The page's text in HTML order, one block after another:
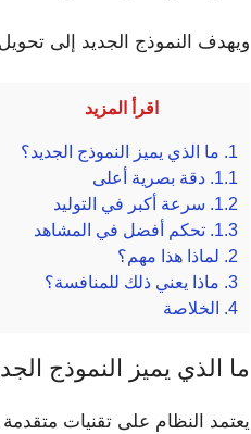
ويهدف النموذج الجديد إلى
اقرأ المزيد
1. ما الذي يميز النموذج الجديد؟
1.1. دقة بصرية أعلى
1.2. سرعة أكبر في التوليد
1.3. تحكم أفضل في المشاهد
2. لماذا هذا مهم؟
3. ماذا يعني ذلك للمنافسة؟
4.
الخلاصة
ما الذي يميز النموذج
يعتمد النظام على تقنيات